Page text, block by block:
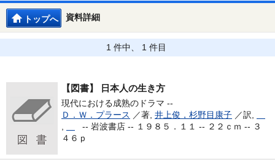
資料詳細
トップへ
1 件中、 1 件目
【図書】 日本人の生き方
現代における成熟のドラマ --
Ｄ．Ｗ．プラース ／著, 井上俊，杉野目康子 ／訳,
,
-- 岩波書店 -- １９８５．１１ -- ２２ｃｍ -- ３
４６ｐ